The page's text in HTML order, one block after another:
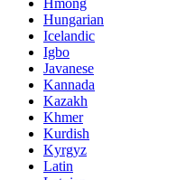
Hungarian
Icelandic
Igbo
Javanese
Kannada
Kazakh
Khmer
Kurdish
Kyrgyz
Latin